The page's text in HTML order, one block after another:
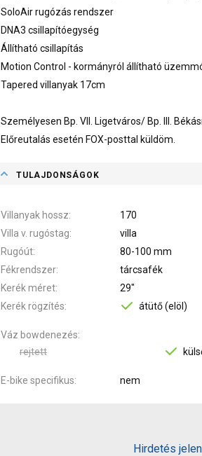
SoloAir rugózás rendszer
DNA3 csillapítóegység
Állítható csillapítás
Motion Control - kormányról állítható
Tapered villanyak 17cm
Személyesen Bp. VII. Ligetváros/ Bp. III.
Előreutalás esetén FOX-posttal küldöm.
TULAJDONSÁGOK
Villanyak hossz
170
Villa v. rugóstag
villa
Rugóút
80-100 mm
Fékrendszer
tárcsafék
Kerék méret
29"
Kerék rögzítés
átütő (elöl)
Váz bowdenezés
rejtett
E-bike specifikus nem
Hirdetés